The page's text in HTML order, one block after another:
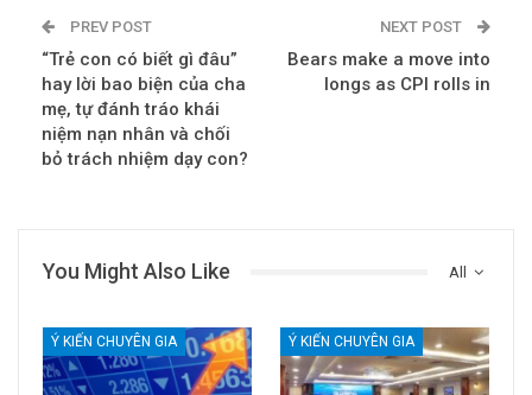
PREV POST
“Trẻ con có biết gì đâu”
hay lời bao biện của cha
mẹ, tự đánh tráo khái
niệm nạn nhân và chối
bỏ trách nhiệm dạy con?
NEXT POST
Bears make a move into
longs as CPI rolls in
All
You Might Also Like
Ý KIẾN CHUYÊN GIA Ý KIẾN CHUYÊN GIA